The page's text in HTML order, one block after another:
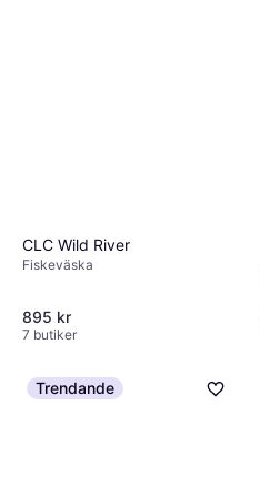
CLC Wild River
Fiskeväska
895 kr
7 butiker
Trendande